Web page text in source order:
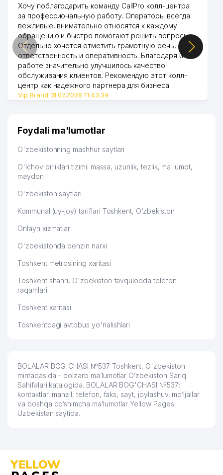
Хочу поблагодарить команду CallPro колл-центра
за профессиональную работу. Операторы всегда
вежливые, внимательно относятся к каждому
обращению и быстро помогают решить вопросы.
Отдельно хочется отметить грамотную речь,
ответственность и оперативность. Благодаря их
работе значительно улучшилось качество
обслуживания клиентов. Рекомендую этот колл-
центр как надежного партнера для бизнеса.
Vip Brand 31.07.2026 11:43:39
Foydali ma'lumotlar
O'zbekistonning mashhur saytlari
O'lchov birliklari tizimi: massa, uzunlik, tezlik, ma'lumot,
maydon
O'zbekiston saytlari
Kommunal (uy-joy) tariflari Toshkent, O‘zbekiston
Onlayn xizmatlar
O'zbekistonda benzin narxi
Toshkent metrosining xaritasi
Toshkent shahri, O'zbekiston favqulodda telefon
raqamlari
Toshkent xaritasi
Toshkentdagi avtobus yo'nalishlari
BOLALAR BOG'CHASI №537 Toshkent, O'zbekiston
mintaqasida – dolzarb ma’lumotlar O’zbekiston Sariq
Sahifalari katalogida. BOLALAR BOG'CHASI №537:
kontaktlar, manzil, telefon, faks, sayt, joylashuv, mo’ljallar
va boshqa qo’shimcha ma’lumotlar Yellow Pages
Uzbekistan saytida.